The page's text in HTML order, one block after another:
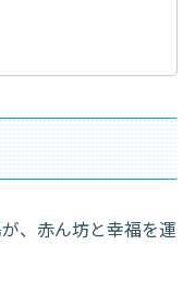
、赤ん坊と幸福を運